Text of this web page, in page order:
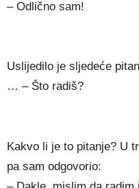
– Odlično sam!
Uslijedilo je sljedeće
… – Što radiš?
Kakvo li je to pitanje? U
pa sam odgovorio: